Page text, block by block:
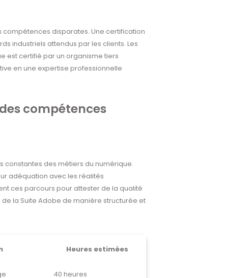
compétences disparates. Une certification
industriels attendus par les clients. Les
est certifié par un organisme tiers
en une expertise professionnelle
compétences
constantes des métiers du numérique.
adéquation avec les réalités
ces parcours pour attester de la qualité
la Suite Adobe de manière structurée et
Heures estimées
40 heures